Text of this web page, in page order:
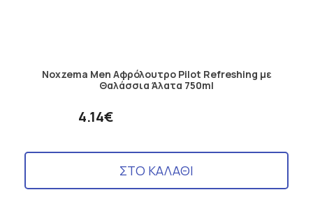
Noxzema Men Αφρόλουτρο Pilot Refreshing με
Θαλάσσια Άλατα 750ml
4.14€
ΣΤΟ ΚΑΛΑΘΙ